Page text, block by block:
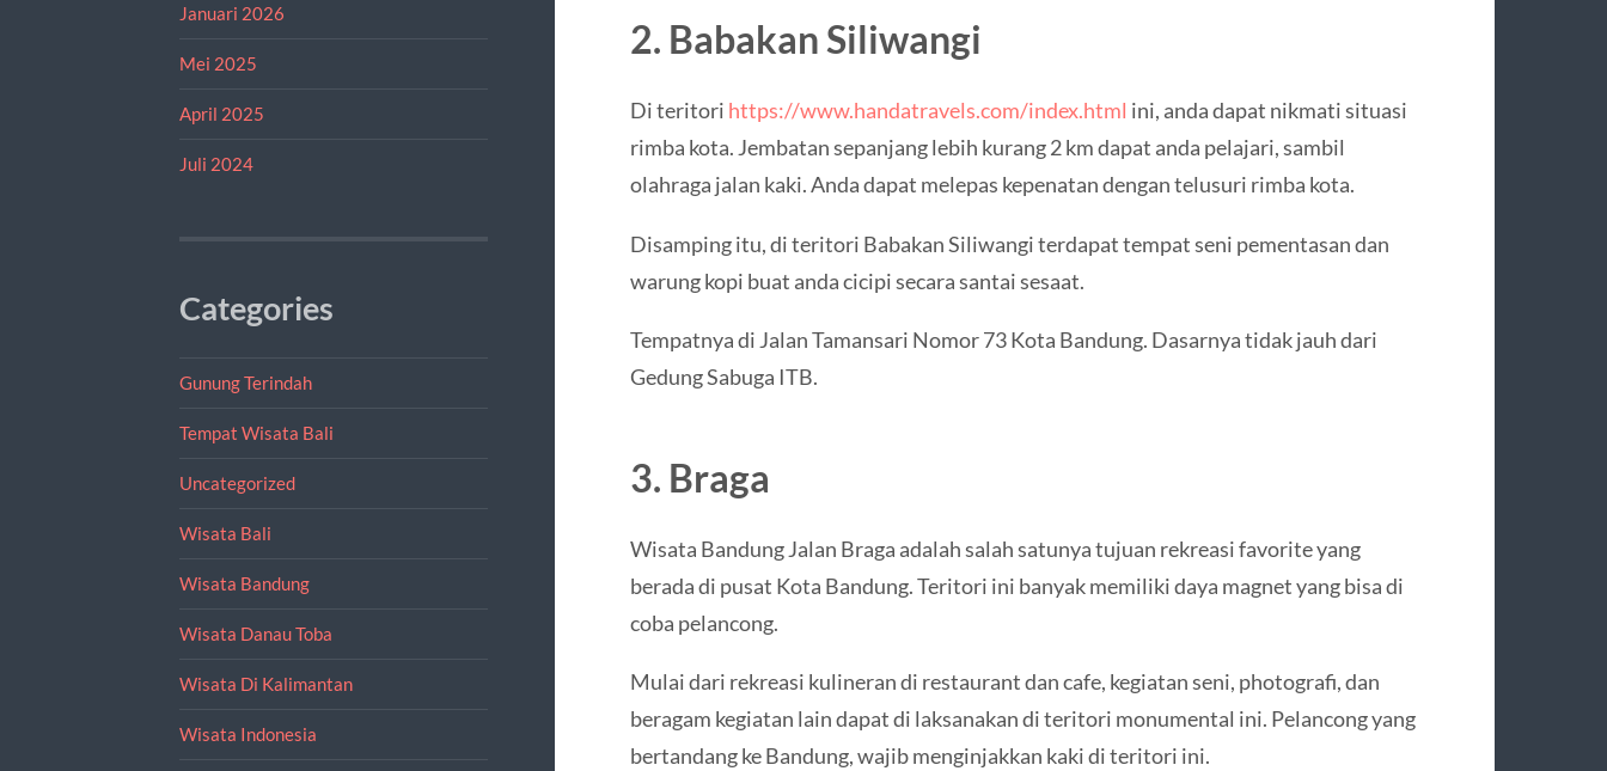
Januari 2026
Mei 2025
April 2025
Juli 2024
Categories
Gunung Terindah
Tempat Wisata Bali
Uncategorized
Wisata Bali
Wisata Bandung
Wisata Danau Toba
Wisata Di Kalimantan
Wisata Indonesia
2. Babakan Siliwangi
Di teritori https://www.handatravels.com/index.html ini, anda dapat nikmati situasi
rimba kota. Jembatan sepanjang lebih kurang 2 km dapat anda pelajari, sambil
olahraga jalan kaki. Anda dapat melepas kepenatan dengan telusuri rimba kota.
Disamping itu, di teritori Babakan Siliwangi terdapat tempat seni pementasan dan
warung kopi buat anda cicipi secara santai sesaat.
Tempatnya di Jalan Tamansari Nomor 73 Kota Bandung. Dasarnya tidak jauh dari
Gedung Sabuga ITB.
3. Braga
Wisata Bandung Jalan Braga adalah salah satunya tujuan rekreasi favorite yang
berada di pusat Kota Bandung. Teritori ini banyak memiliki daya magnet yang bisa di
coba pelancong.
Mulai dari rekreasi kulineran di restaurant dan cafe, kegiatan seni, photografi, dan
beragam kegiatan lain dapat di laksanakan di teritori monumental ini. Pelancong yang
bertandang ke Bandung, wajib menginjakkan kaki di teritori ini.